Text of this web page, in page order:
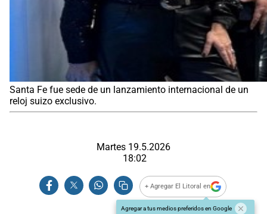
Santa Fe fue sede de un lanzamiento internacional de un
reloj suizo exclusivo.
Martes 19.5.2026
18:02
+ Agregar El Litoral en
Agregar a tus medios preferidos en Google